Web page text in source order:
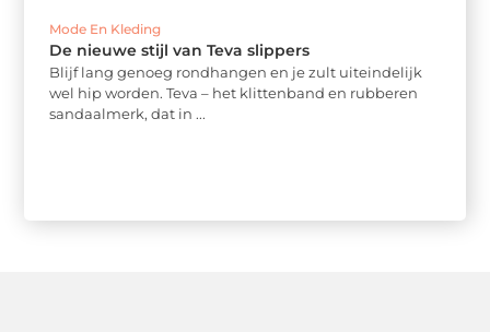
Mode En Kleding
De nieuwe stijl van Teva slippers
Blijf lang genoeg rondhangen en je zult uiteindelijk
wel hip worden. Teva – het klittenband en rubberen
sandaalmerk, dat in ...